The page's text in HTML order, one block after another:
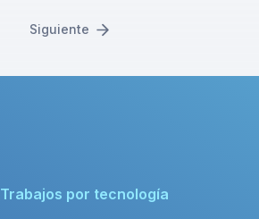
Siguiente
Trabajos por tecnología